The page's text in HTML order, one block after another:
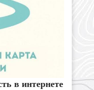
в интернете